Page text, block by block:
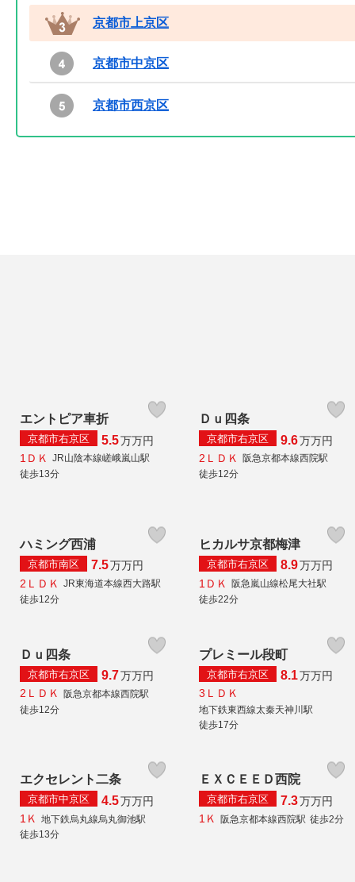
京都市上京区
京都市中京区
京都市西京区
エントピア車折
京都市右京区 5.5万万円
1ＤＫ
JR山陰本線嵯峨嵐山駅
徒歩13分
Ｄｕ四条
京都市右京区 9.6万万円
2ＬＤＫ
阪急京都本線西院駅
徒歩12分
ハミング西浦
京都市南区 7.5万万円
2ＬＤＫ
JR東海道本線西大路駅
徒歩12分
ヒカルサ京都梅津
京都市右京区 8.9万万円
1ＤＫ
阪急嵐山線松尾大社駅
徒歩22分
Ｄｕ四条
京都市右京区 9.7万万円
2ＬＤＫ 阪急京都本線西院駅
徒歩12分
プレミール段町
京都市右京区 8.1万万円
3ＬＤＫ
地下鉄東西線太秦天神川駅
徒歩17分
エクセレント二条
京都市中京区 4.5万万円
1Ｋ
地下鉄烏丸線烏丸御池駅
徒歩13分
ＥＸＣＥＥＤ西院
京都市右京区 7.3万万円
1Ｋ
阪急京都本線西院駅 徒歩2分